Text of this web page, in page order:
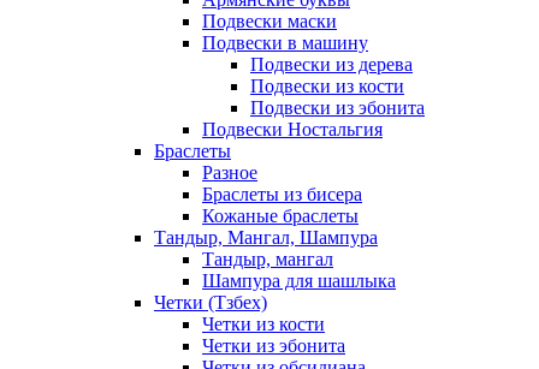
Подвески маски
Подвески в машину
Подвески из дерева
Подвески из кости
Подвески из эбонита
Подвески Ностальгия
Браслеты
Разное
Браслеты из бисера
Кожаные браслеты
Тандыр, Мангал, Шампура
Тандыр, мангал
Шампура для шашлыка
Четки (Тзбех)
Четки из кости
Четки из эбонита